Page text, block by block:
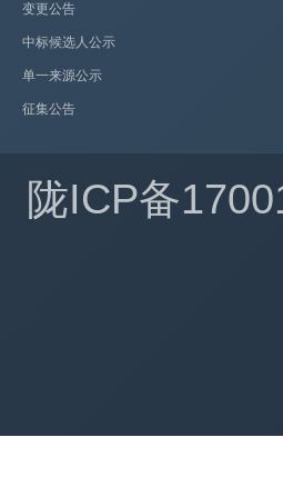
变更公告
中标候选人公示
单一来源公示
征集公告
陇ICP备